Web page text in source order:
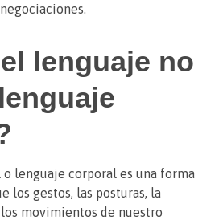
lenguaje no
lenguaje corporal es una forma
los gestos, las posturas, la
movimientos de nuestro